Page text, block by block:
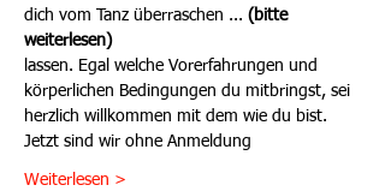
dich vom Tanz überraschen ... (bitte
weiterlesen)
lassen. Egal welche Vorerfahrungen und
körperlichen Bedingungen du mitbringst, sei
herzlich willkommen mit dem wie du bist.
Jetzt sind wir ohne Anmeldung
Weiterlesen >